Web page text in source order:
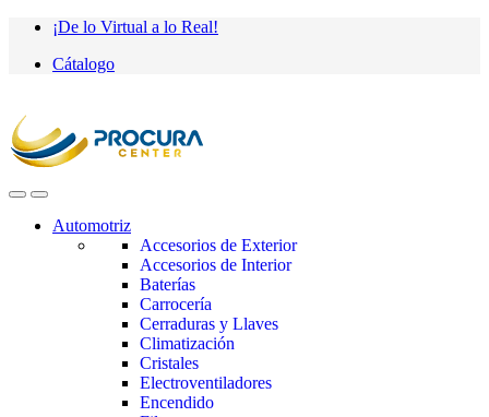
Saltar
navegación
saltar
contenido
¡De lo Virtual a lo Real!
Cátalogo
Automotriz
Accesorios de Exterior
Accesorios de Interior
Baterías
Carrocería
Cerraduras y Llaves
Climatización
Cristales
Electroventiladores
Encendido